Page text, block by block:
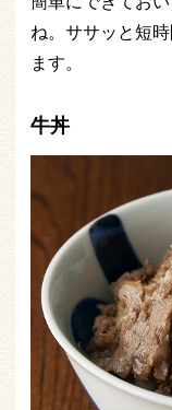
ね。ササッと短
ます。
牛丼